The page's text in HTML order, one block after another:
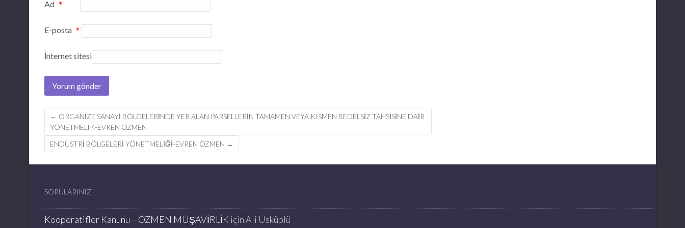
Ad *
E-posta *
İnternet sitesi
Post
navigation
← ORGANİZE SANAYİ BÖLGELERİNDE YER ALAN PARSELLERİN TAMAMEN VEYA KISMEN BEDELSİZ TAHSİSİNE DAİR
YÖNETMELİK-EVREN ÖZMEN
ENDÜSTRİ BÖLGELERİ YÖNETMELİĞİ-EVREN ÖZMEN →
SORULARINIZ
Kooperatifler Kanunu – ÖZMEN MÜŞAVİRLİK içinAli Üsküplü